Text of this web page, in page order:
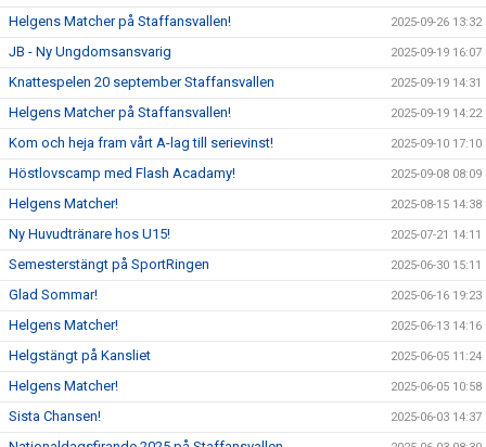
Helgens Matcher på Staffansvallen! 2025-09-26 13:32
JB - Ny Ungdomsansvarig 2025-09-19 16:07
Knattespelen 20 september Staffansvallen 2025-09-19 14:31
Helgens Matcher på Staffansvallen! 2025-09-19 14:22
Kom och heja fram vårt A-lag till serievinst! 2025-09-10 17:10
Höstlovscamp med Flash Acadamy! 2025-09-08 08:09
Helgens Matcher! 2025-08-15 14:38
Ny Huvudtränare hos U15! 2025-07-21 14:11
Semesterstängt på SportRingen 2025-06-30 15:11
Glad Sommar! 2025-06-16 19:23
Helgens Matcher! 2025-06-13 14:16
Helgstängt på Kansliet 2025-06-05 11:24
Helgens Matcher! 2025-06-05 10:58
Sista Chansen! 2025-06-03 14:37